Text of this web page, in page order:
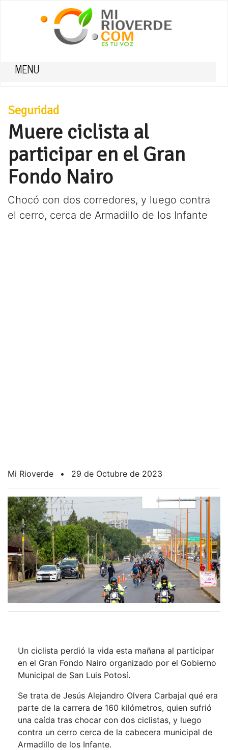
MENU
Seguridad
Muere ciclista al
participar en el Gran
Fondo Nairo
Chocó con dos corredores, y luego contra
el cerro, cerca de Armadillo de los Infante
Mi Rioverde • 29 de Octubre de 2023
Un ciclista perdió la vida esta mañana al participar
en el Gran Fondo Nairo organizado por el Gobierno
Municipal de San Luis Potosí.
Se trata de Jesús Alejandro Olvera Carbajal qué era
parte de la carrera de 160 kilómetros, quien sufrió
una caída tras chocar con dos ciclistas, y luego
contra un cerro cerca de la cabecera municipal de
Armadillo de los Infante.